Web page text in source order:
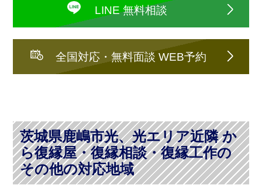
LINE 無料相談
全国対応・無料面談 WEB予約
茨城県鹿嶋市光、光エリア近隣 か
ら復縁屋・復縁相談・復縁工作の
その他の対応地域